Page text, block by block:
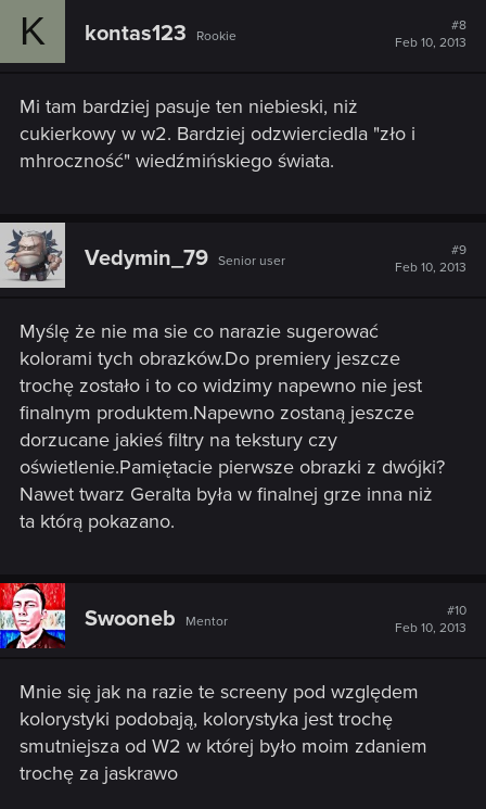
K kontas123 Rookie
#8
Feb 10, 2013
Mi tam bardziej pasuje ten niebieski, niż
cukierkowy w w2. Bardziej odzwierciedla "zło i
mhroczność" wiedźmińskiego świata.
Vedymin_79 Senior user
#9
Feb 10, 2013
Myślę że nie ma sie co narazie sugerować
kolorami tych obrazków.Do premiery jeszcze
trochę zostało i to co widzimy napewno nie jest
finalnym produktem.Napewno zostaną jeszcze
dorzucane jakieś filtry na tekstury czy
oświetlenie.Pamiętacie pierwsze obrazki z dwójki?
Nawet twarz Geralta była w finalnej grze inna niż
ta którą pokazano.
Swooneb Mentor
#10
Feb 10, 2013
Mnie się jak na razie te screeny pod względem
kolorystyki podobają, kolorystyka jest trochę
smutniejsza od W2 w której było moim zdaniem
trochę za jaskrawo